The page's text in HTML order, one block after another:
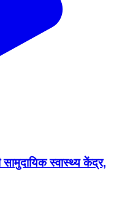
स्वास्थ्य केंद्र,